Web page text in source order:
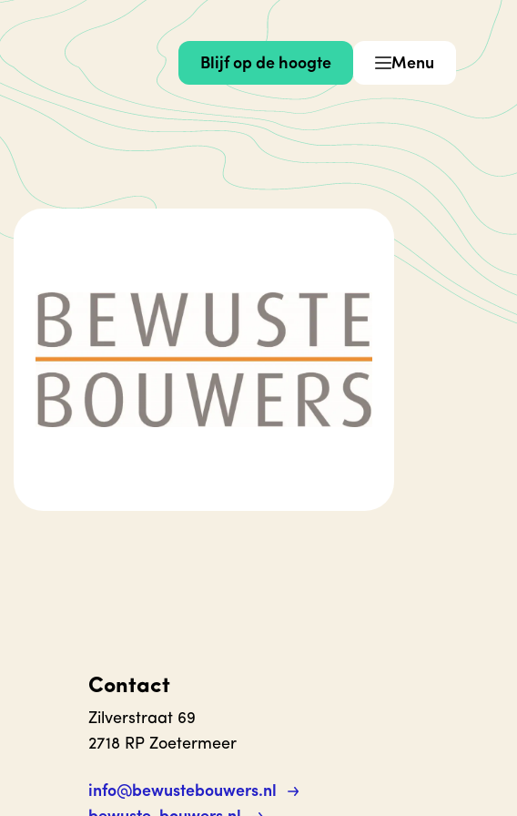
Blijf op de hoogte Menu
Contact
Zilverstraat 69
2718 RP Zoetermeer
info@bewustebouwers.nl